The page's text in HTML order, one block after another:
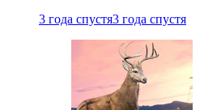
3 года спустя3 года спустя